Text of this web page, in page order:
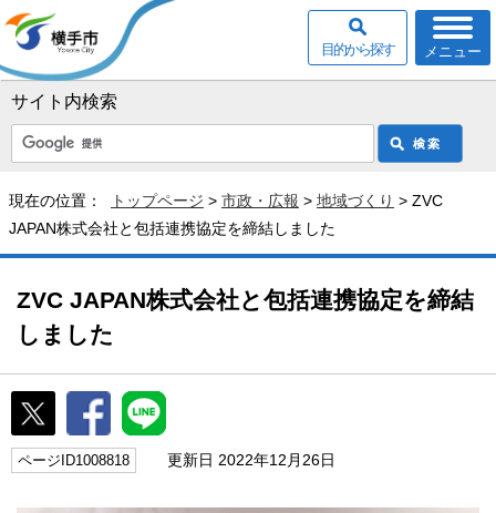
サイト内検索
メニュー
目的から探す
現在の位置： トップページ > 市政・広報 > 地域づくり > ZVC
JAPAN株式会社と包括連携協定を締結しました
ZVC JAPAN株式会社と包括連携協定を締結
しました
ページID1008818 更新日 2022年12月26日